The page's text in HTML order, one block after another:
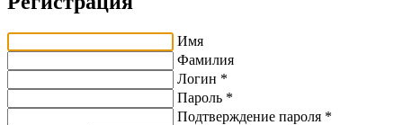
Имя
Фамилия
Логин *
Пароль *
Подтверждение пароля *